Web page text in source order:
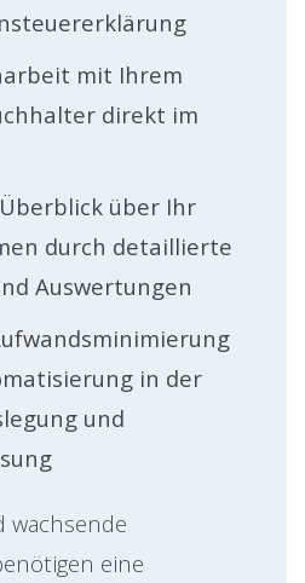
mit Ihrem
direkt im
über Ihr
durch detaillierte
Auswertungen
in der
und
wachsende
eine